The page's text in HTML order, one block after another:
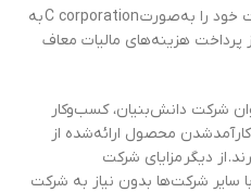
در آمریکا چنین استارتاپ‌هایی شرکت خود را به‌صورت C corporation به
هزینه‌های مالیات معاف
شرکت دانش‌بنیان، کسب‌وکار
محصول ارائه‌شده از
از دیگر مزایای شرکت‌
سایر شرکت‌ها بدون نیاز به شرکت